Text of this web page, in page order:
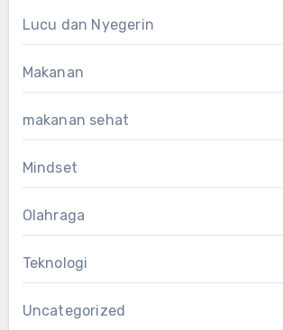
Lucu dan Nyegerin
Makanan
makanan sehat
Mindset
Olahraga
Teknologi
Uncategorized